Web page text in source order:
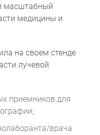
масштабный
медицины и
на своем стенде
лучевой
приемников для
врача